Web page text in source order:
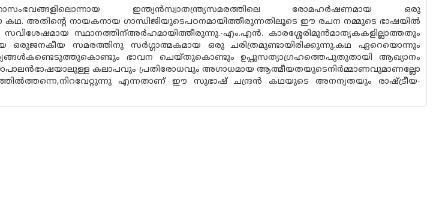
ഇന്ത്യന്‍സ്വാതന്ത്ര്യസമരത്തിലെ രോമഹര്‍ഷണമായ ഒരു
കഥ. അതിന്റെ നായകനായ ഗാന്ധിജിയുടെപഠനമായിത്തീരുന്നതിലൂടെ ഈ രചന നമ്മുടെ ഭാഷയില്‍
സവിശേഷമായ സ്ഥാനത്തിന്അര്‍ഹമായിത്തീരുന്നു.-എം.എന്‍. കാരശ്ശേരിമുന്‍മാതൃകകളില്ലാത്തതും
ഒരുജനകീയ സമരത്തിനു സര്‍ഗ്ഗാത്മകമായ ഒരു ചരിത്രമുണ്ടായിരിക്കുന്നു.കഥ ഏറെയൊന്നും
ഭാവന ചെയ്തുകൊണ്ടും ഉപ്പുസത്യാഗ്രഹത്തെപുതുതായി ആഖ്യാനം
കലാപവും പ്രതിരോധവും അഗാധമായ ആത്മീയതയുടെനിര്‍മ്മാണവുമാണല്ലോ
എന്നതാണ് ഈ സുഭാഷ് ചന്ദ്രന്‍ കഥയുടെ അനന്യതയും രാഷ്ട്രീയ-